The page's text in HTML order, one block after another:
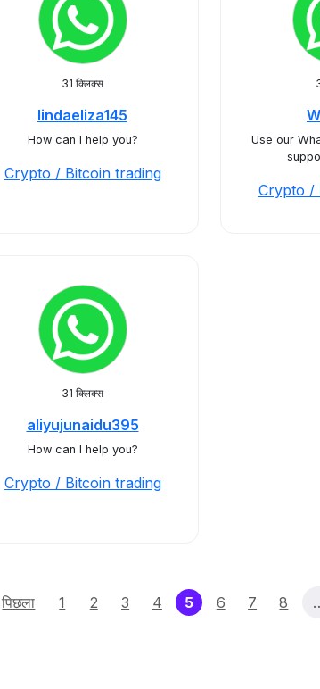
31 क्लिक्स
lindaeliza145
How can I help you?
Crypto / Bitcoin trading
Use our
Crypto /
31 क्लिक्स
aliyujunaidu395
How can I help you?
Crypto / Bitcoin trading
पिछला 1 2 3 4 5(current)
6 7 8